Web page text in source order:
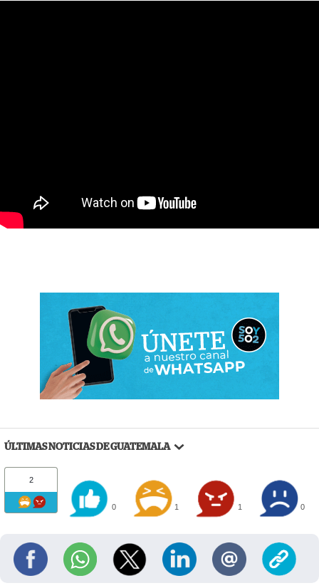
ÚLTIMAS NOTICIAS DE GUATEMALA
2
0 1 1 0